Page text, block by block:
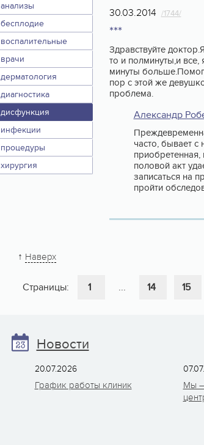
30.03.2014 /1744/
***
Здравствуйте
то и полминуты,и
минуты
пор с этой же
проблема.
Александр
часто, бывает
половой акт
записаться на
пройти
↑ Наверх
Страницы: 1 ... 14 15
анализы
бесплодие
воспалительные
врачи
дерматология
диагностика
дисфункция
инфекции
процедуры
хирургия
Новости
20.07.2026
График работы клиник
Мы